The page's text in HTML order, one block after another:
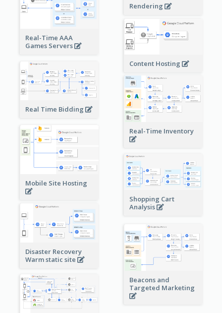
Rendering
Real-Time AAA
Games Servers
Content Hosting
Real Time Bidding
Real-Time Inventory
Mobile Site Hosting
Shopping Cart
Analysis
Disaster Recovery
Warm static site
Beacons and
Targeted Marketing